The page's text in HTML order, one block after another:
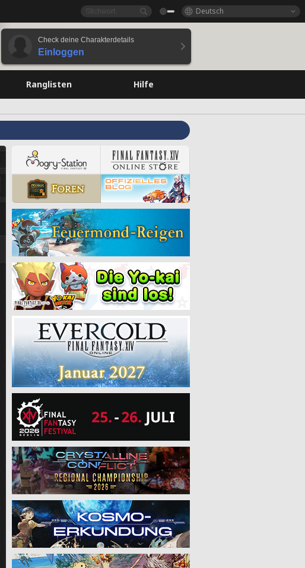
Deutsch
Check deine Charakterdetails
Einloggen
Ranglisten Hilfe